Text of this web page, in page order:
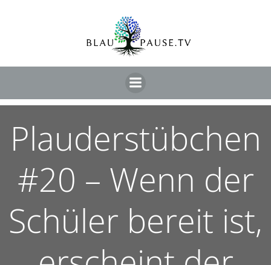
Plauderstübchen
#20 – Wenn der
Schüler bereit ist,